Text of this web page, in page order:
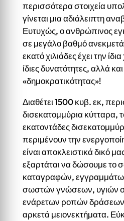
περισσότερα στοιχεία
γίνεται μια αδιάλειπτη
Ευτυχώς, ο ανθρώπινος
σε μεγάλο βαθμό
εκατό χιλιάδες έχει την
ίδιες δυνατότητες, αλλά
«δημοκρατικότητας»!
Διαθέτει 1500 κυβ. εκ,
δισεκατομμύρια κύτταρα,
εκατοντάδες
περιμένουν την
είναι αποκλειστικά δικό
εξαρτάται να δώσουμε το
καταγραφών,
σωστών γνώσεων, υγιών
ενάρετων ροπών
αρκετά μειονεκτήματα.